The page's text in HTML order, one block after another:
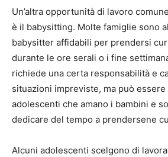
Un’altra opportunità di lavoro
è il babysitting. Molte famiglie sono
babysitter affidabili per prendersi
durante le ore serali o i fine
richiede una certa responsabilità e
situazioni impreviste, ma può
adolescenti che amano i bambini e
dedicare del tempo a prendersene
Alcuni adolescenti scelgono di